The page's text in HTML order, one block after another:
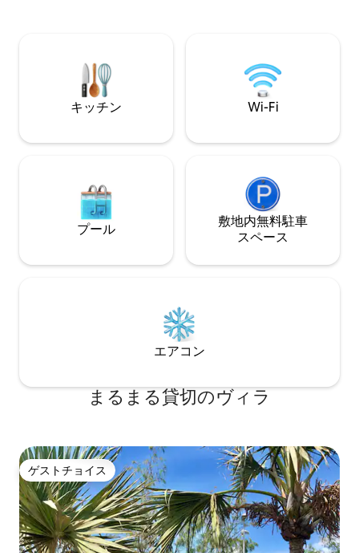
分の閑静な場所。高速インターネット。 ​
ペットの同伴は禁止されています。 宿泊
施設に他の人を招くことは禁止されてい
しています。唯一
Airbnbにも掲載さ
にお会いしましょ
キッチン Wi-Fi
プール
敷地内無料駐⁠車
ス⁠ペ⁠ー⁠ス
エアコン
まるまる貸切のヴィラ
ゲストチョイス
ゲストチョイス